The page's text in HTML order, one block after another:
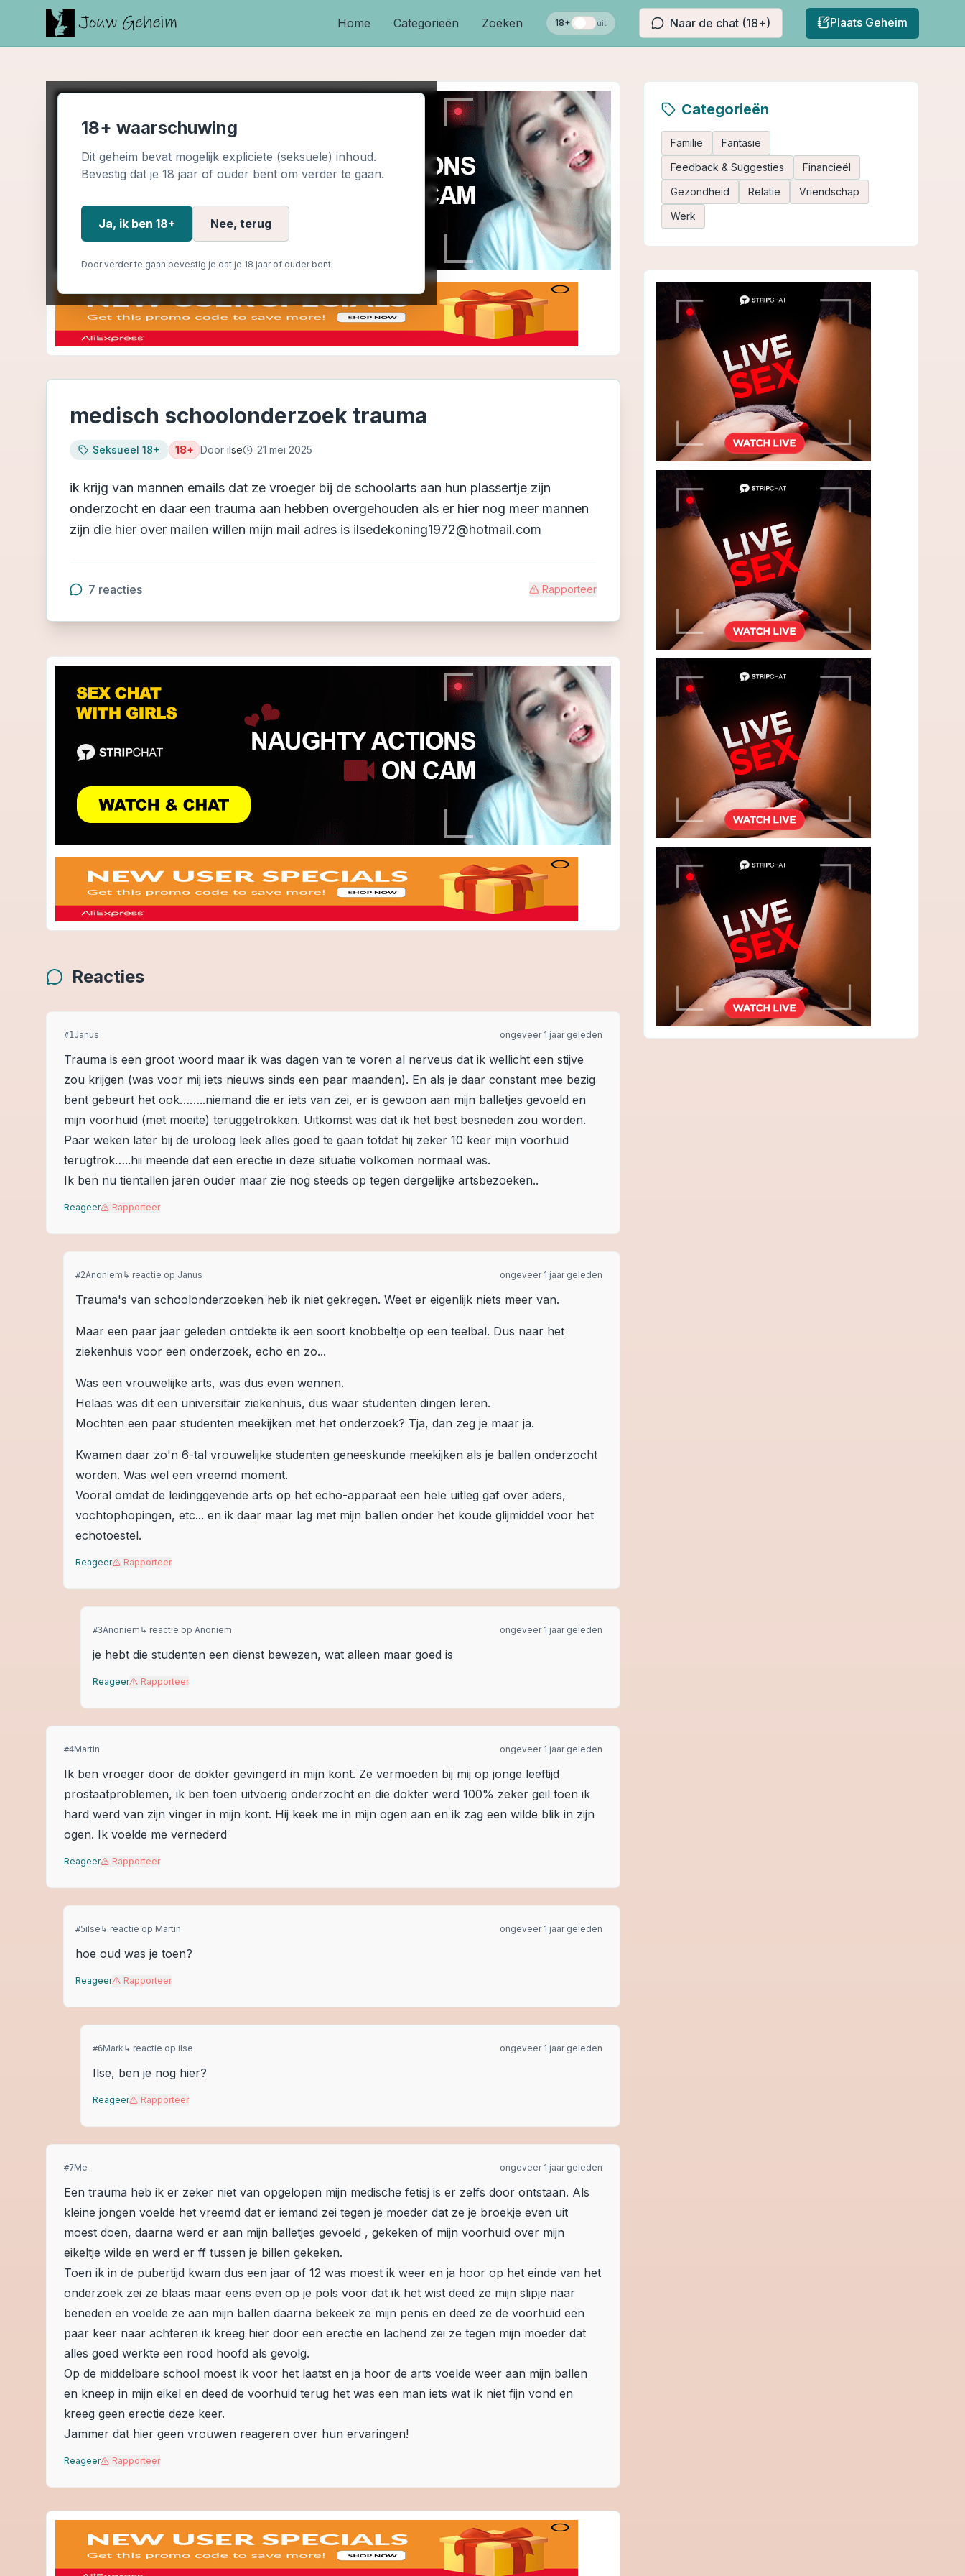
Home Categorieën Zoeken 18+ uit Naar de chat (18+) Plaats Geheim
18+ waarschuwing
Dit geheim bevat mogelijk expliciete (seksuele) inhoud.
Bevestig dat je 18 jaar of ouder bent om verder te gaan.
Ja, ik ben 18+ Nee, terug
Door verder te gaan bevestig je dat je 18 jaar of ouder bent.
medisch schoolonderzoek trauma
Seksueel 18+ 18+ Door ilse 21 mei 2025
ik krijg van mannen emails dat ze vroeger bij de schoolarts aan hun plassertje zijn
onderzocht en daar een trauma aan hebben overgehouden als er hier nog meer mannen
zijn die hier over mailen willen mijn mail adres is ilsedekoning1972@hotmail.com
7 reacties Rapporteer
Reacties
#1Janus ongeveer 1 jaar geleden
Trauma is een groot woord maar ik was dagen van te voren al nerveus dat ik wellicht een stijve
zou krijgen (was voor mij iets nieuws sinds een paar maanden). En als je daar constant mee bezig
bent gebeurt het ook……..niemand die er iets van zei, er is gewoon aan mijn balletjes gevoeld en
mijn voorhuid (met moeite) teruggetrokken. Uitkomst was dat ik het best besneden zou worden.
Paar weken later bij de uroloog leek alles goed te gaan totdat hij zeker 10 keer mijn voorhuid
terugtrok…..hii meende dat een erectie in deze situatie volkomen normaal was.
Ik ben nu tientallen jaren ouder maar zie nog steeds op tegen dergelijke artsbezoeken..
Reageer Rapporteer
#2Anoniem ↳ reactie op Janus ongeveer 1 jaar geleden
Trauma's van schoolonderzoeken heb ik niet gekregen. Weet er eigenlijk niets meer van.
Maar een paar jaar geleden ontdekte ik een soort knobbeltje op een teelbal. Dus naar het
ziekenhuis voor een onderzoek, echo en zo...
Was een vrouwelijke arts, was dus even wennen.
Helaas was dit een universitair ziekenhuis, dus waar studenten dingen leren.
Mochten een paar studenten meekijken met het onderzoek? Tja, dan zeg je maar ja.
Kwamen daar zo'n 6-tal vrouwelijke studenten geneeskunde meekijken als je ballen onderzocht
worden. Was wel een vreemd moment.
Vooral omdat de leidinggevende arts op het echo-apparaat een hele uitleg gaf over aders,
vochtophopingen, etc... en ik daar maar lag met mijn ballen onder het koude glijmiddel voor het
echotoestel.
Reageer Rapporteer
#3Anoniem ↳ reactie op Anoniem ongeveer 1 jaar geleden
je hebt die studenten een dienst bewezen, wat alleen maar goed is
Reageer Rapporteer
#4Martin ongeveer 1 jaar geleden
Ik ben vroeger door de dokter gevingerd in mijn kont. Ze vermoeden bij mij op jonge leeftijd
prostaatproblemen, ik ben toen uitvoerig onderzocht en die dokter werd 100% zeker geil toen ik
hard werd van zijn vinger in mijn kont. Hij keek me in mijn ogen aan en ik zag een wilde blik in zijn
ogen. Ik voelde me vernederd
Reageer Rapporteer
#5ilse ↳ reactie op Martin ongeveer 1 jaar geleden
hoe oud was je toen?
Reageer Rapporteer
#6Mark ↳ reactie op ilse ongeveer 1 jaar geleden
Ilse, ben je nog hier?
Reageer Rapporteer
#7Me ongeveer 1 jaar geleden
Een trauma heb ik er zeker niet van opgelopen mijn medische fetisj is er zelfs door ontstaan. Als
kleine jongen voelde het vreemd dat er iemand zei tegen je moeder dat ze je broekje even uit
moest doen, daarna werd er aan mijn balletjes gevoeld , gekeken of mijn voorhuid over mijn
eikeltje wilde en werd er ff tussen je billen gekeken.
Toen ik in de pubertijd kwam dus een jaar of 12 was moest ik weer en ja hoor op het einde van het
onderzoek zei ze blaas maar eens even op je pols voor dat ik het wist deed ze mijn slipje naar
beneden en voelde ze aan mijn ballen daarna bekeek ze mijn penis en deed ze de voorhuid een
paar keer naar achteren ik kreeg hier door een erectie en lachend zei ze tegen mijn moeder dat
alles goed werkte een rood hoofd als gevolg.
Op de middelbare school moest ik voor het laatst en ja hoor de arts voelde weer aan mijn ballen
en kneep in mijn eikel en deed de voorhuid terug het was een man iets wat ik niet fijn vond en
kreeg geen erectie deze keer.
Jammer dat hier geen vrouwen reageren over hun ervaringen!
Reageer Rapporteer
Categorieën
Familie
Fantasie
Feedback & Suggesties
Financieël
Gezondheid
Relatie
Vriendschap
Werk